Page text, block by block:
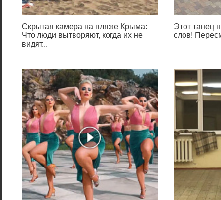
Скрытая камера на пляже Крыма:
Что люди вытворяют, когда их не
видят...
Этот танец
слов!